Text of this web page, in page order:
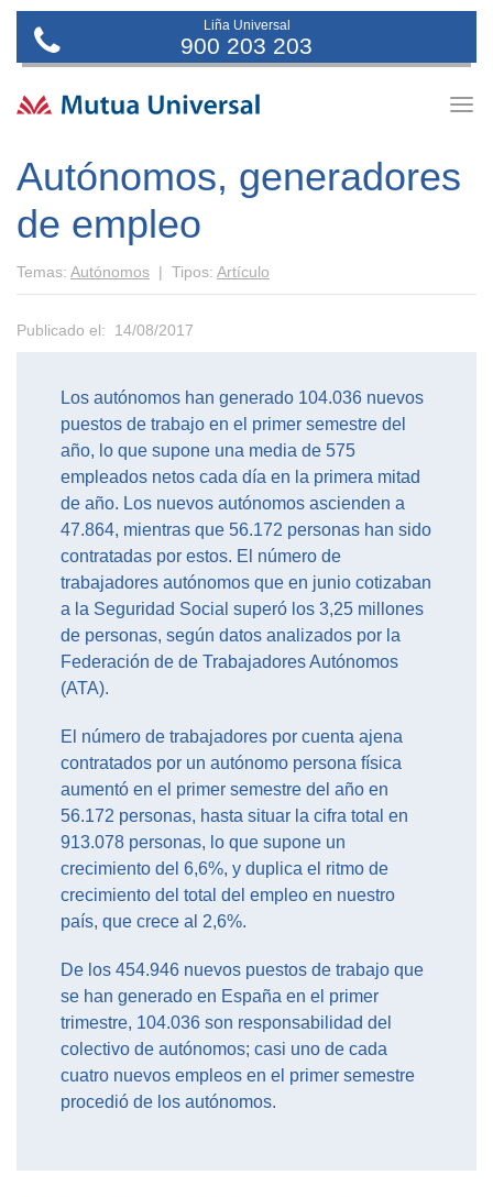
Liña Universal
900 203 203
Autónomos, generadores
de empleo
Temas: Autónomos | Tipos: Artículo
Publicado el: 14/08/2017
Los autónomos han generado 104.036 nuevos
puestos de trabajo en el primer semestre del
año, lo que supone una media de 575
empleados netos cada día en la primera mitad
de año. Los nuevos autónomos ascienden a
47.864, mientras que 56.172 personas han sido
contratadas por estos. El número de
trabajadores autónomos que en junio cotizaban
a la Seguridad Social superó los 3,25 millones
de personas, según datos analizados por la
Federación de de Trabajadores Autónomos
(ATA).
El número de trabajadores por cuenta ajena
contratados por un autónomo persona física
aumentó en el primer semestre del año en
56.172 personas, hasta situar la cifra total en
913.078 personas, lo que supone un
crecimiento del 6,6%, y duplica el ritmo de
crecimiento del total del empleo en nuestro
país, que crece al 2,6%.
De los 454.946 nuevos puestos de trabajo que
se han generado en España en el primer
trimestre, 104.036 son responsabilidad del
colectivo de autónomos; casi uno de cada
cuatro nuevos empleos en el primer semestre
procedió de los autónomos.